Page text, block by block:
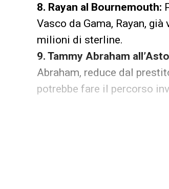
8. Rayan al Bournemouth:
Vasco da Gama, Rayan,
milioni di sterline.
9. Tammy Abraham
Abraham, reduce dal
potrebbe fare il percorso